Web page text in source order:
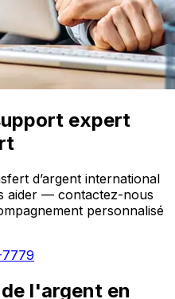
expert
d’argent international
aider — contactez-nous
personnalisé
l'argent en